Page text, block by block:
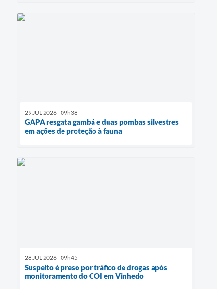
29 JUL 2026 - 09h38
GAPA resgata gambá e duas pombas silvestres
em ações de proteção à fauna
28 JUL 2026 - 09h45
Suspeito é preso por tráfico de drogas após
monitoramento do COI em Vinhedo